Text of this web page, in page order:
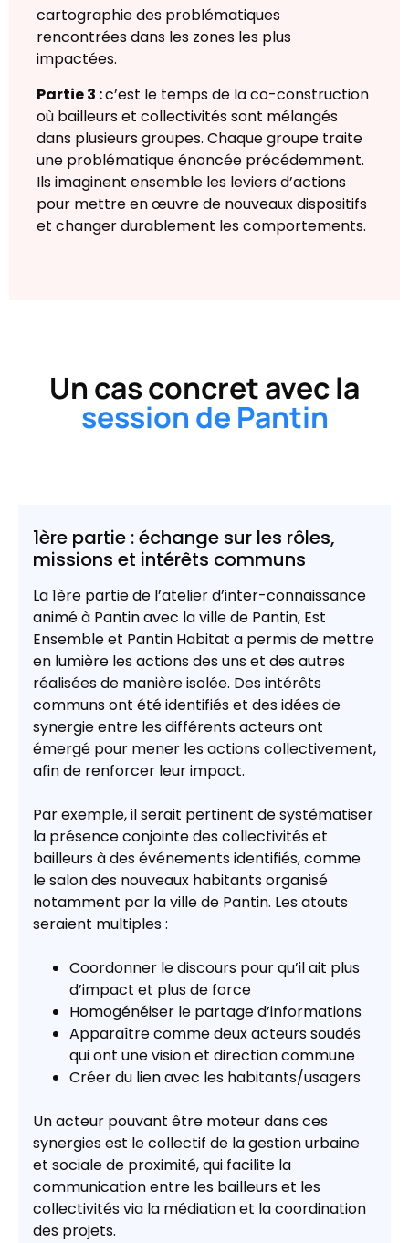
cartographie des problématiques
rencontrées dans les zones les plus
impactées.
Partie 3 :c’est le temps de la co-construction
où bailleurs et collectivités sont mélangés
dans plusieurs groupes. Chaque groupe traite
une problématique énoncée précédemment.
Ils imaginent ensemble les leviers d’actions
pour mettre en œuvre de nouveaux dispositifs
et changer durablement les comportements.
Un cas concret avec la
session de Pantin
1ère partie : échange sur les rôles,
missions et intérêts communs
La 1ère partie de l’atelier d’inter-connaissance
animé à Pantin avec la ville de Pantin, Est
Ensemble et Pantin Habitat a permis de mettre
en lumière les actions des uns et des autres
réalisées de manière isolée. Des intérêts
communs ont été identifiés et des idées de
synergie entre les différents acteurs ont
émergé pour mener les actions collectivement,
afin de renforcer leur impact.
Par exemple, il serait pertinent de systématiser
la présence conjointe des collectivités et
bailleurs à des événements identifiés, comme
le salon des nouveaux habitants organisé
notamment par la ville de Pantin. Les atouts
seraient multiples :
Coordonner le discours pour qu’il ait plus
d’impact et plus de force
Homogénéiser le partage d’informations
Apparaître comme deux acteurs soudés
qui ont une vision et direction commune
Créer du lien avec les habitants/usagers
Un acteur pouvant être moteur dans ces
synergies est le collectif de la gestion urbaine
et sociale de proximité, qui facilite la
communication entre les bailleurs et les
collectivités via la médiation et la coordination
des projets.